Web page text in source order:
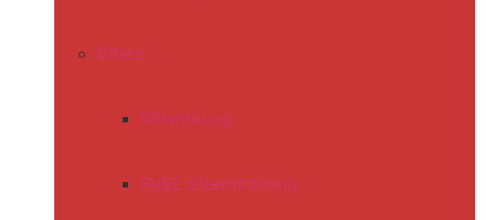
Eltern
Mitwirkung
ReEL-Elterntraining